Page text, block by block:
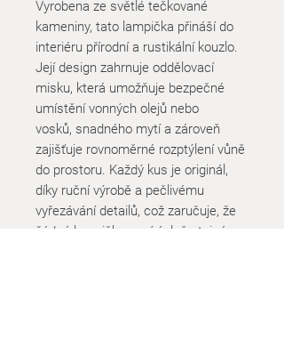
Vyrobena ze světlé tečkované
kameniny, tato lampička přináší do
interiéru přírodní a rustikální kouzlo.
Její design zahrnuje oddělovací
misku, která umožňuje bezpečné
umístění vonných olejů nebo
vosků, snadného mytí a zároveň
zajišťuje rovnoměrné rozptýlení vůně
do prostoru. Každý kus je originál,
díky ruční výrobě a pečlivému
vyřezávání detailů, což zaručuje, že
žádná lampička není úplně stejná.